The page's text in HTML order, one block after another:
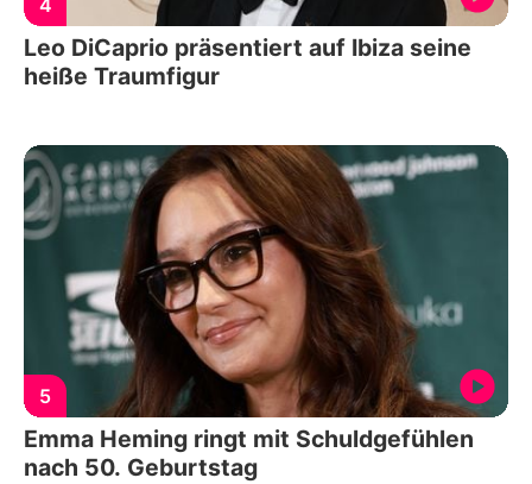
Leo DiCaprio präsentiert auf Ibiza seine
heiße Traumfigur
5
Emma Heming ringt mit Schuldgefühlen
nach 50. Geburtstag